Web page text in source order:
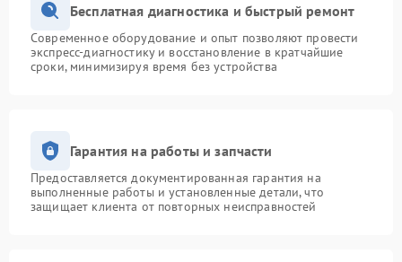
Бесплатная диагностика и быстрый ремонт
Современное оборудование и опыт позволяют провести
экспресс-диагностику и восстановление в кратчайшие
сроки, минимизируя время без устройства
Гарантия на работы и запчасти
Предоставляется документированная гарантия на
выполненные работы и установленные детали, что
защищает клиента от повторных неисправностей